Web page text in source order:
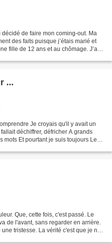
décidé de faire mon coming-out. Ma
des faits puisque j’étais marié et
fille de 12 ans et au chômage. J’ai
...
Je croyais qu'il y avait un
déchiffrer, défricher A grands
mots Et pourtant je suis toujours Le
Que, cette fois, c'est passé. Le
de l'avant, sans regarder en arrière.
tristesse. La vérité c'est que je ne